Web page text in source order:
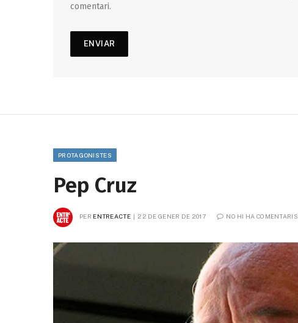
comentari.
PROTAGONISTES
Pep Cruz
PER ENTREACTE 22 DE GENER DE 2017 NO HI HA COMENTARIS